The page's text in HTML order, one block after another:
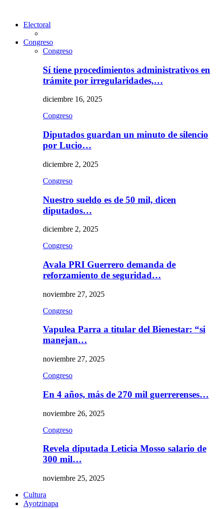
Electoral
Congreso
Congreso
Sí tiene procedimientos administrativos en
trámite por irregularidades,…
diciembre 16, 2025
Congreso
Diputados guardan un minuto de silencio
por Lucio…
diciembre 2, 2025
Congreso
Nuestro sueldo es de 50 mil, dicen
diputados…
diciembre 2, 2025
Congreso
Avala PRI Guerrero demanda de
reforzamiento de seguridad…
noviembre 27, 2025
Congreso
Vapulea Parra a titular del Bienestar: “si
manejan…
noviembre 27, 2025
Congreso
En 4 años, más de 270 mil guerrerenses…
noviembre 26, 2025
Congreso
Revela diputada Leticia Mosso salario de
300 mil…
noviembre 25, 2025
Cultura
Ayotzinapa